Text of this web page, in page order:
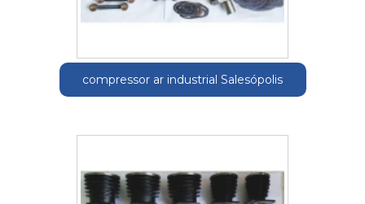
compressor ar industrial Salesópolis